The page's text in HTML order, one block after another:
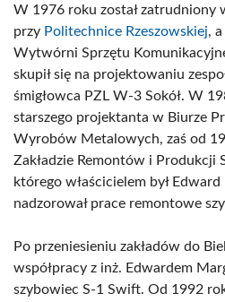
W 1976 roku został zatrudniony
przy Politechnice Rzeszowskiej,
Wytwórni Sprzętu
skupił się na projektowaniu
śmigłowca PZL W-3 Sokół. W
starszego projektanta w Biurze
Wyrobów Metalowych, zaś od
Zakładzie Remontów i Produkcji
którego właścicielem był
nadzorował prace remontowe
Po przeniesieniu zakładów do
współpracy z inż. Edwardem
szybowiec S-1 Swift. Od 1992